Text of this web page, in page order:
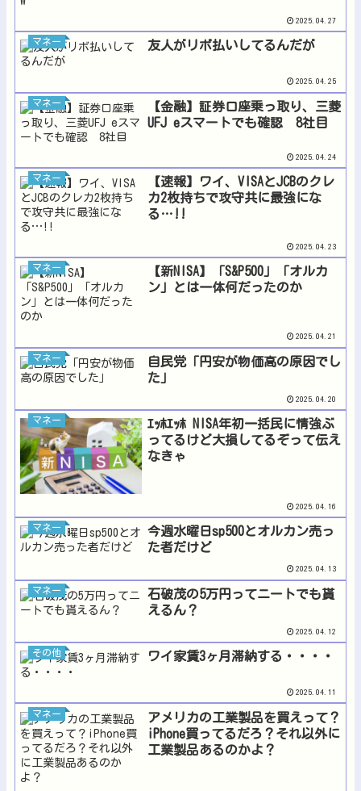
2025.04.27
マネー 友人がリボ払いしてるんだが
2025.04.25
マネー
【金融】証券口座乗っ取り、三菱
UFJ eスマートでも確認 8社目
2025.04.24
マネー
【速報】ワイ、VISAとJCBのクレ
カ2枚持ちで攻守共に最強にな
る…!!
2025.04.23
マネー
【新NISA】「S&P500」「オルカ
ン」とは一体何だったのか
2025.04.21
マネー
自民党「円安が物価高の原因でし
た」
2025.04.20
マネー
ｴｯﾎｴｯﾎ NISA年初一括民に情強ぶ
ってるけど大損してるぞって伝え
なきゃ
2025.04.16
マネー
今週水曜日sp500とオルカン売っ
た者だけど
2025.04.13
マネー
石破茂の5万円ってニートでも貰
えるん？
2025.04.12
その他 ワイ家賃3ヶ月滞納する・・・・
2025.04.11
マネー
アメリカの工業製品を買えって？
iPhone買ってるだろ？それ以外に
工業製品あるのかよ？